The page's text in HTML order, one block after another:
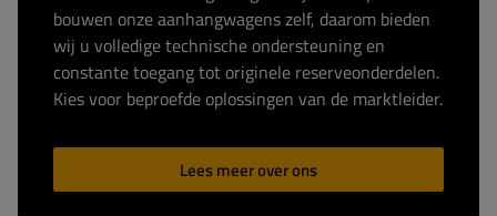
bouwen onze aanhangwagens zelf, daarom bieden
wij u volledige technische ondersteuning en
constante toegang tot originele reserveonderdelen.
Kies voor beproefde oplossingen van de marktleider.
Lees meer over ons